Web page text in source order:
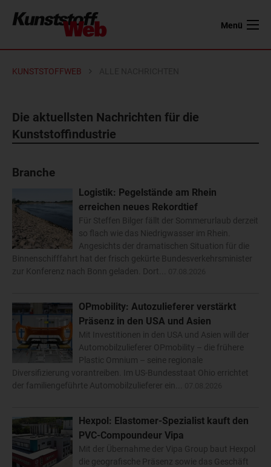
Menü
KUNSTSTOFFWEB
Die aktuellsten Nachrichten für die
Kunststoffindustrie
Branche
Logistik: Pegelstände am Rhein
erreichen neues Rekordtief
Für Steffen Bilger fällt der Sommerurlaub derzeit
so flach wie das Niedrigwasser im Rhein.
Angesichts der dramatischen Situation für die
Binnenschifffahrt hat der frisch gekürte Bundesverkehrsminister
zur Konferenz nach Bonn geladen. Dort...
OPmobility: Autozulieferer verstärkt
Präsenz in den USA und Asien
Mit Investitionen in den USA und Asien will der
Automobilzulieferer OPmobility – die frühere
Plastic Omnium – seine regionale
Diversifizierung vorantreiben. Im US-Bundesstaat Ohio errichtet
der familiengeführte Automobilzulieferer ein...
Hexpol: Elastomer-Spezialist kauft den
PVC-Compoundeur Vipa
Mit der Übernahme der Vipa Group baut Hexpol
die geografische Präsenz sowie das Geschäft